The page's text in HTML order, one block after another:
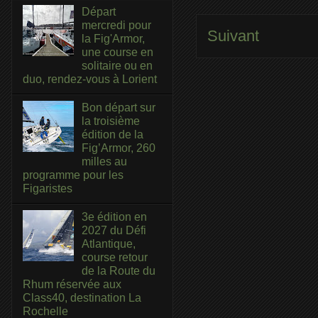
Suivant
Départ
mercredi pour
la Fig'Armor,
une course en
solitaire ou en
duo, rendez-vous à Lorient
Bon départ sur
la troisième
édition de la
Fig’Armor, 260
milles au
programme pour les
Figaristes
3e édition en
2027 du Défi
Atlantique,
course retour
de la Route du
Rhum réservée aux
Class40, destination La
Rochelle